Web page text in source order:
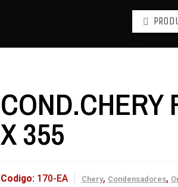
COND.CHERY
X 355
Codigo: 170-EA Chery, Condensadores,